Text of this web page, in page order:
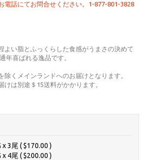
電話にてお問合せください。1-877-801-3828
よい脂とふっくらした食感がうまさの決めて
年喜ばれる逸品です。
除くメインランドへのお届けとなります。
けは別途＄15送料がかかります。
x 3尾 ( $170.00 )
x 4尾 ( $200.00 )